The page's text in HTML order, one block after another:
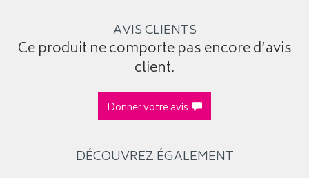
AVIS CLIENTS
Ce produit ne comporte pas encore d’avis
client.
Donner votre avis
DÉCOUVREZ ÉGALEMENT